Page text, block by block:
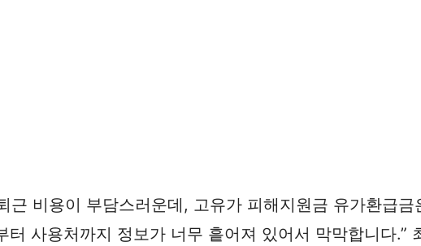
근 비용이 부담스러운데, 고유가 피해지원금 유가환급
터 사용처까지 정보가 너무 흩어져 있어서 막막합니다.”